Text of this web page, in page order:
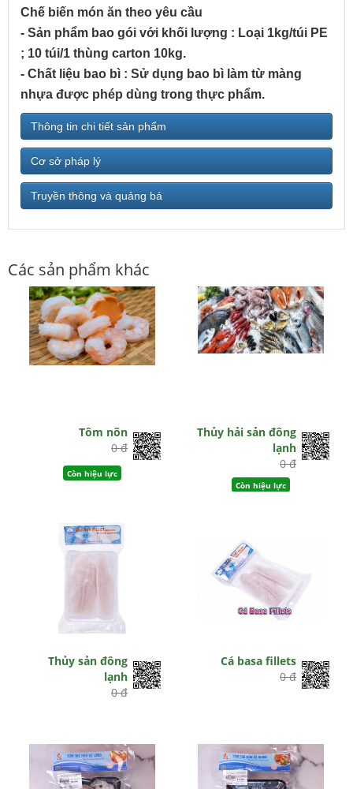
Chế biến món ăn theo yêu cầu
- Sản phẩm bao gói với khối lượng : Loại 1kg/túi PE
; 10 túi/1 thùng carton 10kg.
- Chất liệu bao bì : Sử dụng bao bì làm từ màng
nhựa được phép dùng trong thực phẩm.
Thông tin chi tiết sản phẩm
Cơ sở pháp lý
Truyền thông và quảng bá
Các sản phẩm khác
Tôm nõn
0 đ
Còn hiệu lực
Thủy hải sản đông
lạnh
0 đ
Còn hiệu lực
Thủy sản đông
lạnh
0 đ
Cá basa fillets
0 đ